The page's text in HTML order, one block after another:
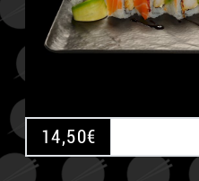
14,50€